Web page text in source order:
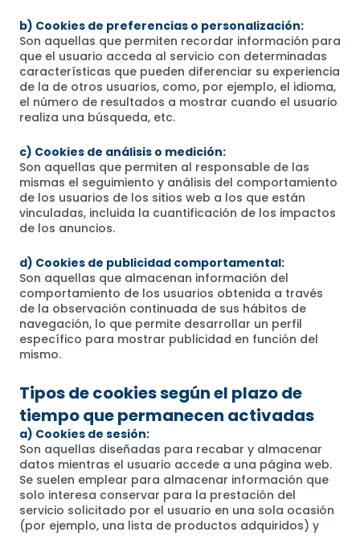
b) Cookies de preferencias o personalización:
Son aquellas que permiten recordar información para
que el usuario acceda al servicio con determinadas
características que pueden diferenciar su experiencia
de la de otros usuarios, como, por ejemplo, el idioma,
el número de resultados a mostrar cuando el usuario
realiza una búsqueda, etc.
c) Cookies de análisis o medición:
Son aquellas que permiten al responsable de las
mismas el seguimiento y análisis del comportamiento
de los usuarios de los sitios web a los que están
vinculadas, incluida la cuantificación de los impactos
de los anuncios.
d) Cookies de publicidad comportamental:
Son aquellas que almacenan información del
comportamiento de los usuarios obtenida a través
de la observación continuada de sus hábitos de
navegación, lo que permite desarrollar un perfil
específico para mostrar publicidad en función del
mismo.
Tipos de cookies según el plazo de
tiempo que permanecen activadas
a) Cookies de sesión:
Son aquellas diseñadas para recabar y almacenar
datos mientras el usuario accede a una página web.
Se suelen emplear para almacenar información que
solo interesa conservar para la prestación del
servicio solicitado por el usuario en una sola ocasión
(por ejemplo, una lista de productos adquiridos) y